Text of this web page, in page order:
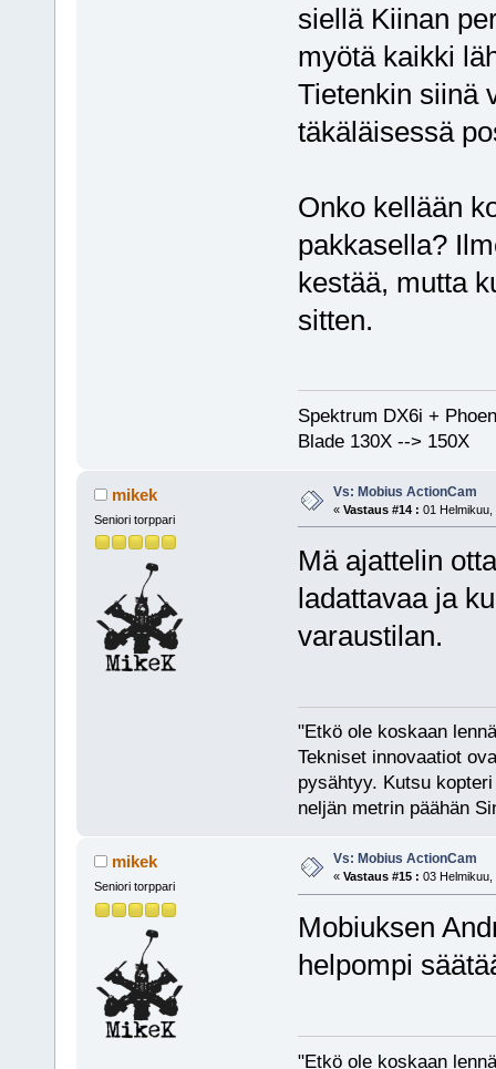
siellä Kiinan
myötä kaikki
Tietenkin siinä
täkäläisessä
Onko kellään
pakkasella?
kestää, mutta
sitten.
Spektrum DX6i +
Blade 130X --> 150X
mikek
Seniori torppari
Vs: Mobius ActionCam
« Vastaus #14 : 01 Helmikuu,
Mä ajattelin
ladattavaa ja
varaustilan.
"Etkö ole koskaan
Tekniset innovaatiot
pysähtyy. Kutsu
neljän metrin päähän
mikek
Seniori torppari
Vs: Mobius ActionCam
« Vastaus #15 : 03 Helmikuu,
Mobiuksen
helpompi
"Etkö ole koskaan